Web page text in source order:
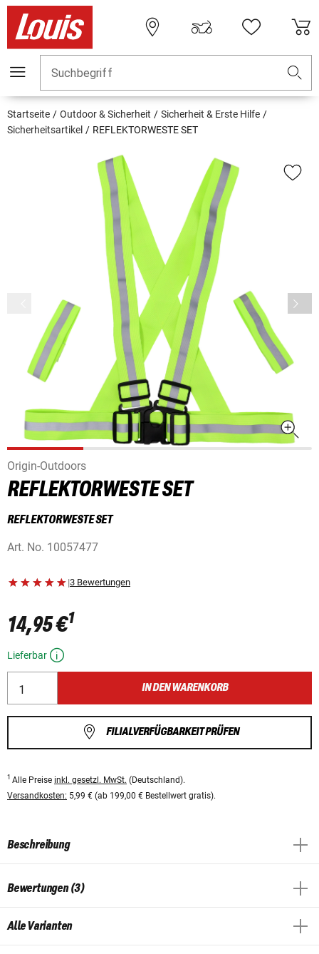
Suchbegriff
Startseite Outdoor & Sicherheit
Sicherheit & Erste Hilfe
Sicherheitsartikel
REFLEKTORWESTE SET
Origin-Outdoors
REFLEKTORWESTE SET
REFLEKTORWESTE SET
Art. No. 10057477
|3 Bewertungen
14,95 €1
Lieferbar
IN DEN WARENKORB
FILIALVERFÜGBARKEIT PRÜFEN
1 Alle Preise inkl. gesetzl. MwSt. (Deutschland).
Versandkosten: 5,99 € (ab 199,00 € Bestellwert gratis).
Beschreibung
Bewertungen (3)
Alle Varianten